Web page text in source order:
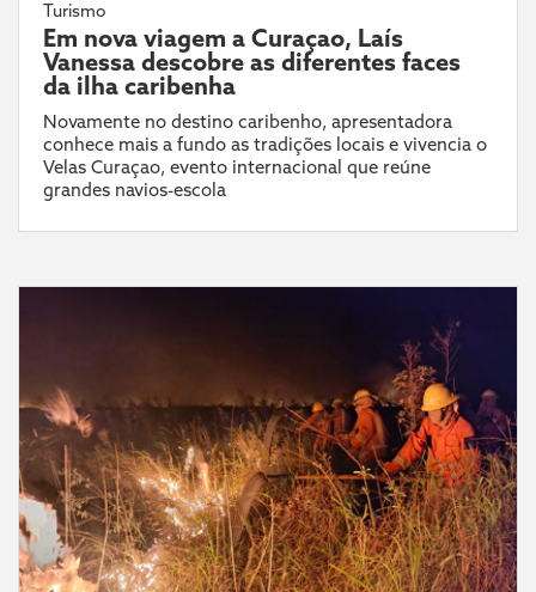
Turismo
Em nova viagem a Curaçao, Laís
Vanessa descobre as diferentes faces
da ilha caribenha
Novamente no destino caribenho, apresentadora
conhece mais a fundo as tradições locais e vivencia o
Velas Curaçao, evento internacional que reúne
grandes navios-escola